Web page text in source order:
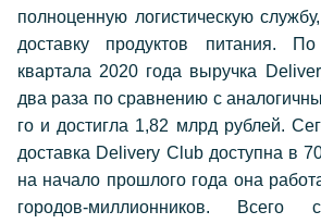
полноценную логистическую
доставку продуктов питания.
квартала 2020 года выручка
два раза по сравнению с
го и достигла 1,82 млрд рублей.
доставка Delivery Club доступна в
на начало прошлого года она
городов-миллионников. Всего